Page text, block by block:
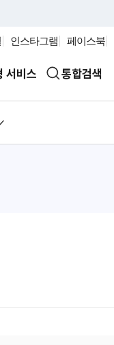
인스타그램 페이스북
서비스 통합검색